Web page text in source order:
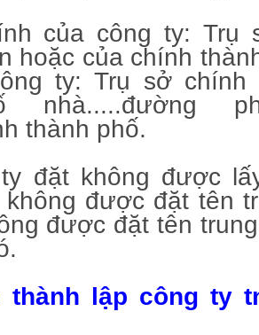
của công ty: Trụ
hoặc của chính
ty: Trụ sở
thành phố.
đặt không được
được đặt tên
được đặt tên
thành lập công ty